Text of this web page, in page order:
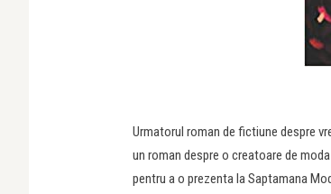
Urmatorul roman de fictiune despre
un roman despre o creatoare de
pentru a o prezenta la Saptamana